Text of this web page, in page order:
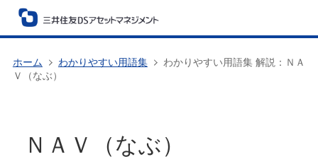
ホーム わかりやすい用語集
わかりやすい用語集 解説：ＮＡ
Ｖ（なぶ）
ＮＡＶ（なぶ）